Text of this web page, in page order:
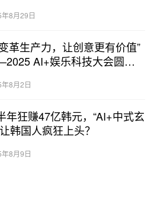
8月29日
革生产力，让创意更有价值”
AI+娱乐科技大会圆满
8月2日
年狂赚47亿韩元，“AI+中式玄
韩国人疯狂上头？
8月9日